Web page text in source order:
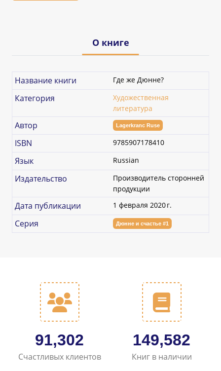
О книге
Название книги Где же Дюнне?
Категория
Художественная
литература
Автор Lagerkranc Ruse
ISBN 9785907178410
Язык Russian
Издательство
Производитель сторонней
продукции
Дата публикации 1 февраля 2020 г.
Серия Дюнне и счастье #1
105,817
Счастливых клиентов
173,362
Книг в наличии